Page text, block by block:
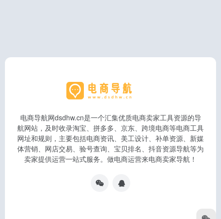
电商导航网dsdhw.cn是一个汇集优质电商卖家工具资源的导
航网站，及时收录淘宝、拼多多、京东、跨境电商等电商工具
网址和规则，主要包括电商资讯、美工设计、补单资源、新媒
体营销、网店交易、验号查询、宝贝排名、抖音资源导航等为
卖家提供运营一站式服务。做电商运营来电商卖家导航！